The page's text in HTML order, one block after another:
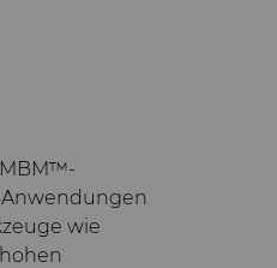
Anwendungen
wie